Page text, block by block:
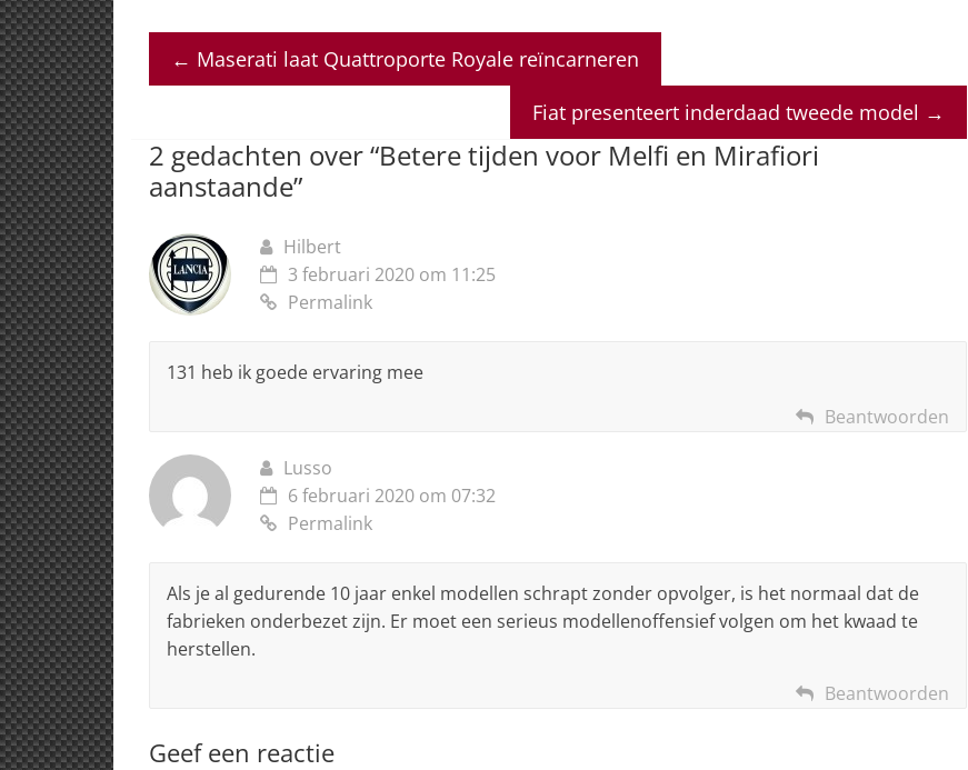
at
s
p
p
c
e
o
o
k
e
n
re
a
s
ai
l
← Maserati laat Quattroporte Royale reïncarneren
Fiat presenteert inderdaad tweede model →
2 gedachten over “Betere tijden voor Melfi en Mirafiori
aanstaande”
Hilbert
3 februari 2020 om 11:25
Permalink
131 heb ik goede ervaring mee
Beantwoorden
Lusso
6 februari 2020 om 07:32
Permalink
Als je al gedurende 10 jaar enkel modellen schrapt zonder opvolger, is het normaal dat de
fabrieken onderbezet zijn. Er moet een serieus modellenoffensief volgen om het kwaad te
herstellen.
Beantwoorden
Geef een reactie